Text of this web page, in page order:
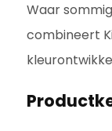
Waar
combineert